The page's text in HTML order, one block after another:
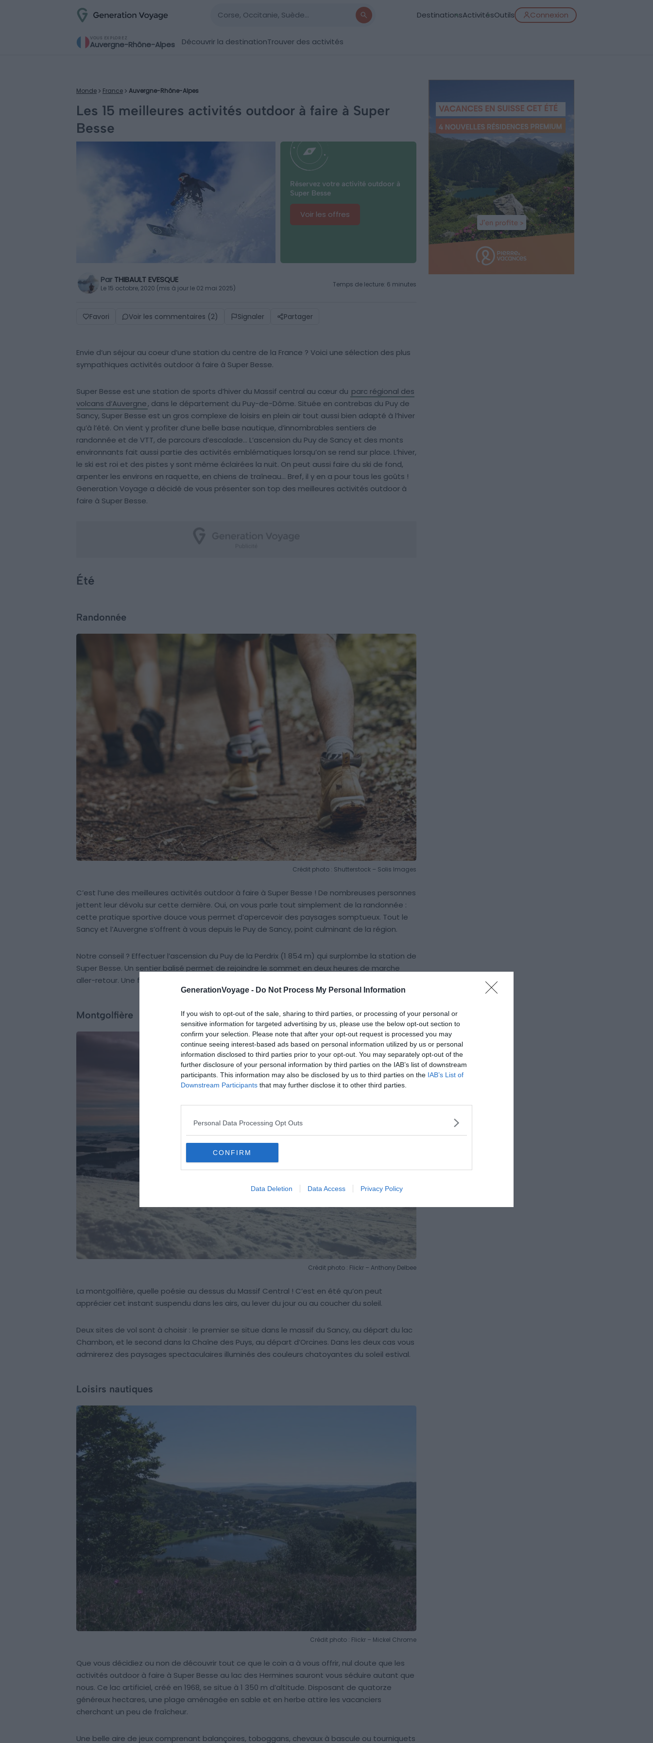
GenerationVoyage - Do Not Process My Personal Information
If you wish to opt-out of the sale, sharing to third parties, or processing of your personal or
sensitive information for targeted advertising by us, please use the below opt-out section to
confirm your selection. Please note that after your opt-out request is processed you may
continue seeing interest-based ads based on personal information utilized by us or personal
information disclosed to third parties prior to your opt-out. You may separately opt-out of the
further disclosure of your personal information by third parties on the IAB’s list of downstream
participants. This information may also be disclosed by us to third parties on the IAB’s List of
Downstream Participants that may further disclose it to other third parties.
Personal Data Processing Opt Outs
CONFIRM
Data Deletion Data Access Privacy Policy
DestinationsActivitésOutils Connexion
VOUS EXPLOREZ
Auvergne-Rhône-Alpes Découvrir la destinationTrouver des activités
Monde France Auvergne-Rhône-Alpes
Les 15 meilleures activités outdoor à faire à Super
Besse
Réservez votre activité outdoor à
Super Besse
Voir les offres
Par THIBAULT EVESQUE
Le 15 octobre, 2020 (mis à jour le 02 mai 2025) Temps de lecture: 6 minutes
Favori Voir les commentaires (2) Signaler Partager
Envie d’un séjour au coeur d’une station du centre de la France ? Voici une sélection des plus
sympathiques activités outdoor à faire à Super Besse.
Super Besse est une station de sports d’hiver du Massif central au cœur du parc régional des
volcans d’Auvergne, dans le département du Puy-de-Dôme. Située en contrebas du Puy de
Sancy, Super Besse est un gros complexe de loisirs en plein air tout aussi bien adapté à l’hiver
qu’à l’été. On vient y profiter d’une belle base nautique, d’innombrables sentiers de
randonnée et de VTT, de parcours d’escalade… L’ascension du Puy de Sancy et des monts
environnants fait aussi partie des activités emblématiques lorsqu’on se rend sur place. L’hiver,
le ski est roi et des pistes y sont même éclairées la nuit. On peut aussi faire du ski de fond,
arpenter les environs en raquette, en chiens de traîneau… Bref, il y en a pour tous les goûts !
Generation Voyage a décidé de vous présenter son top des meilleures activités outdoor à
faire à Super Besse.
Été
Randonnée
Crédit photo : Shutterstock – Solis Images
C’est l’une des meilleures activités outdoor à faire à Super Besse ! De nombreuses personnes
jettent leur dévolu sur cette dernière. Oui, on vous parle tout simplement de la randonnée :
cette pratique sportive douce vous permet d’apercevoir des paysages somptueux. Tout le
Sancy et l’Auvergne s’offrent à vous depuis le Puy de Sancy, point culminant de la région.
Notre conseil ? Effectuer l’ascension du Puy de la Perdrix (1 854 m) qui surplombe la station de
Super Besse. Un sentier balisé permet de rejoindre le sommet en deux heures de marche
aller-retour. Une fois en haut, quel joli panorama sur la vallée de Chaudefour !
Montgolfière
Crédit photo : Flickr – Anthony Delbee
La montgolfière, quelle poésie au dessus du Massif Central ! C’est en été qu’on peut
apprécier cet instant suspendu dans les airs, au lever du jour ou au coucher du soleil.
Deux sites de vol sont à choisir : le premier se situe dans le massif du Sancy, au départ du lac
Chambon, et le second dans la Chaîne des Puys, au départ d’Orcines. Dans les deux cas vous
admirerez des paysages spectaculaires illuminés des couleurs chatoyantes du soleil estival.
Loisirs nautiques
Crédit photo : Flickr – Mickel Chrome
Que vous décidiez ou non de découvrir tout ce que le coin a à vous offrir, nul doute que les
activités outdoor à faire à Super Besse au lac des Hermines sauront vous séduire autant que
nous. Ce lac artificiel, créé en 1968, se situe à 1 350 m d’altitude. Disposant de quatorze
généreux hectares, une plage aménagée en sable et en herbe attire les vacanciers
cherchant un peu de fraîcheur.
Une belle aire de jeux comprenant balançoires, toboggans, chevaux à bascule ou tourniquets